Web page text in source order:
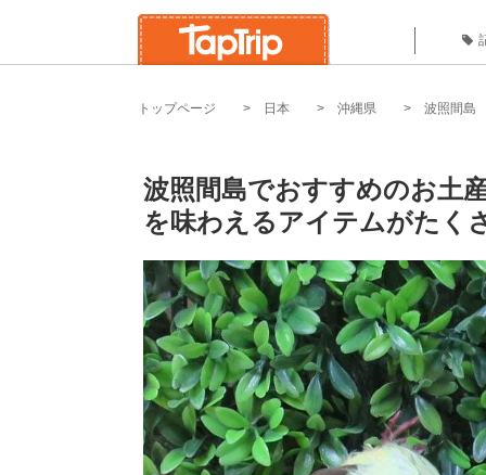
トップページ 日本 沖縄県 波照間島
波照間島でおすすめのお土
を味わえるアイテムがたく